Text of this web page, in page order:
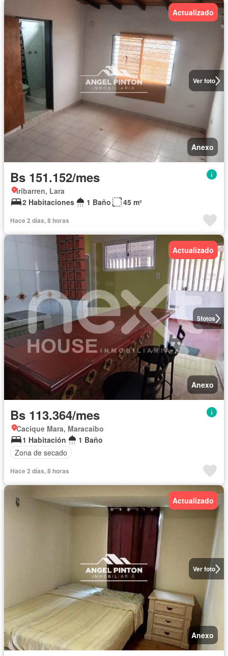
Ver foto
Actualizado
Anexo
Bs 151.152/mes
Iribarren, Lara
2 Habitaciones
1 Baño 45 m²
Hace 2 días, 8 horas
5fotos
Actualizado
Anexo
Bs 113.364/mes
Cacique Mara, Maracaibo
1 Habitación
1 Baño
Zona de secado
Hace 2 días, 8 horas
Ver foto
Actualizado
Anexo